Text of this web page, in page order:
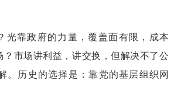
光靠政府的力量，覆盖面有限，成本
？市场讲利益，讲交换，但解决不了公
。历史的选择是：靠党的基层组织网